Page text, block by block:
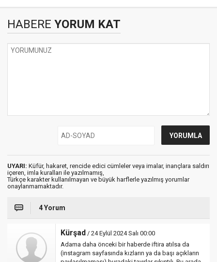
HABERE YORUM KAT
UYARI: Küfür, hakaret, rencide edici cümleler veya imalar, inançlara saldırı
içeren, imla kuralları ile yazılmamış,
Türkçe karakter kullanılmayan ve büyük harflerle yazılmış yorumlar
onaylanmamaktadır.
4 Yorum
Kürşad / 24 Eylül 2024 Salı 00:00
Adama daha önceki bir haberde iftira atılsa da
(instagram sayfasında kızların ya da başı açıkların